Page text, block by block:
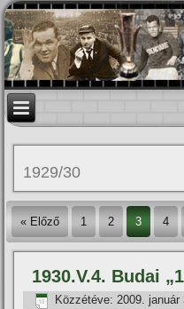
1929/30
« Előző 1 2 3 4
1930.V.4. Budai
Közzétéve: 2009. január